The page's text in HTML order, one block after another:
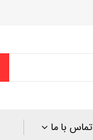
تماس با ما